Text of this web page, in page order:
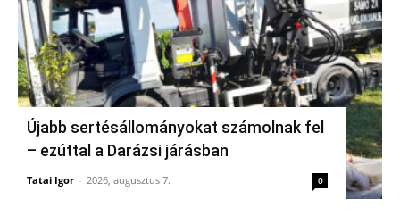
Újabb sertésállományokat számolnak fel
– ezúttal a Darázsi járásban
Tatai Igor - 2026, augusztus 7. 0